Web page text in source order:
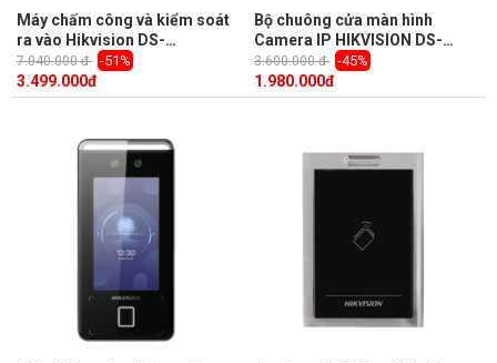
Máy chấm công và kiểm soát
ra vào Hikvision DS-
K1T342MFWX-E1 1500 khuôn
mặt, Max.3000 vân tay, và
Max.3000 thẻ Mifare
7.040.000 đ -51%
3.499.000đ
Bộ chuông cửa màn hình
Camera IP HIKVISION DS-
KV6113-WPE1
3.600.000 đ -45%
1.980.000đ